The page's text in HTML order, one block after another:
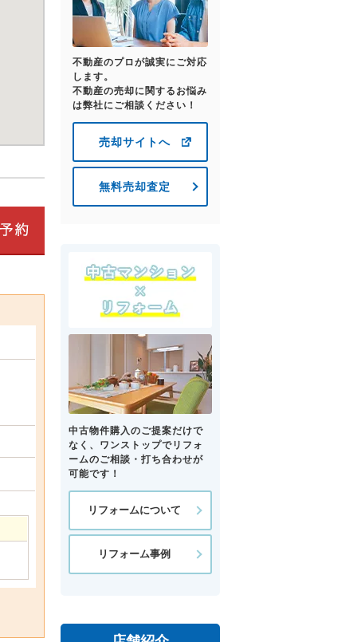
不動産のプロが誠実にご対応
します。
不動産の売却に関するお悩み
は弊社にご相談ください！
売却サイトへ
無料売却査定
中古物件購入のご提案だけで
なく、ワンストップでリフォ
ームのご相談・打ち合わせが
可能です！
リフォームについて
リフォーム事例